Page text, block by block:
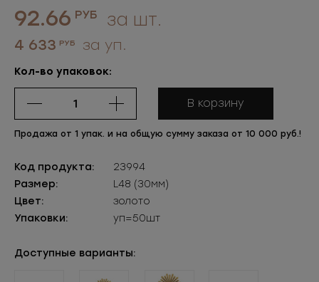
92.66 РУБ за шт.
4 633 РУБ за уп.
Кол-во упаковок:
В корзину
Продажа от 1 упак. и на общую сумму заказа от 10 000 руб.!
Код продукта:
23994
Размер:
L48 (30мм)
Цвет:
золото
Упаковки:
уп=50шт
Доступные варианты: